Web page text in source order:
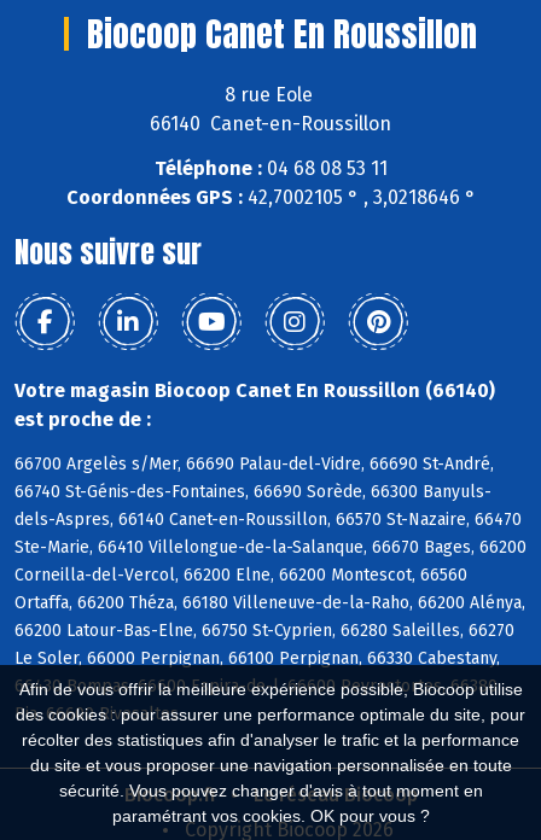
Afin de vous offrir la meilleure expérience possible, Biocoop utilise
des cookies : pour assurer une performance optimale du site, pour
récolter des statistiques afin d'analyser le trafic et la performance
du site et vous proposer une navigation personnalisée en toute
sécurité. Vous pouvez changer d'avis à tout moment en
paramétrant vos cookies. OK pour vous ?
Biocoop Canet En Roussillon
8 rue Eole
66140 Canet-en-Roussillon
Téléphone :04 68 08 53 11
Coordonnées GPS :42,7002105 ° , 3,0218646 °
Nous suivre sur
Votre magasin Biocoop Canet En Roussillon (66140)
est proche de :
66700 Argelès s/Mer, 66690 Palau-del-Vidre, 66690 St-André,
66740 St-Génis-des-Fontaines, 66690 Sorède, 66300 Banyuls-
dels-Aspres, 66140 Canet-en-Roussillon, 66570 St-Nazaire, 66470
Ste-Marie, 66410 Villelongue-de-la-Salanque, 66670 Bages, 66200
Corneilla-del-Vercol, 66200 Elne, 66200 Montescot, 66560
Ortaffa, 66200 Théza, 66180 Villeneuve-de-la-Raho, 66200 Alénya,
66200 Latour-Bas-Elne, 66750 St-Cyprien, 66280 Saleilles, 66270
Le Soler, 66000 Perpignan, 66100 Perpignan, 66330 Cabestany,
66430 Bompas, 66600 Espira-de-l, 66600 Peyrestortes, 66380
Pia, 66600 Rivesaltes
Biocoop.fr
Le réseau Biocoop
Copyright Biocoop 2026